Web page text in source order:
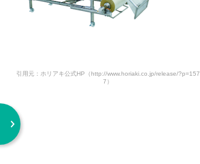
引用元：ホリアキ公式HP（http://www.horiaki.co.jp/release/?p=157
7）